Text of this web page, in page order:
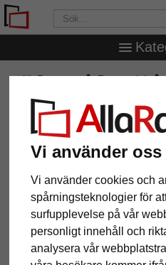
Vi använder
Vi använder cookies och
spårningsteknologier för
surfupplevelse på vår
personligt innehåll och
analysera vår
AllaRamar.se Ramstorlek
Träram